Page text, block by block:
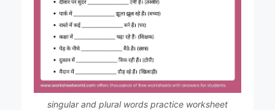
singular and plural words practice worksheet